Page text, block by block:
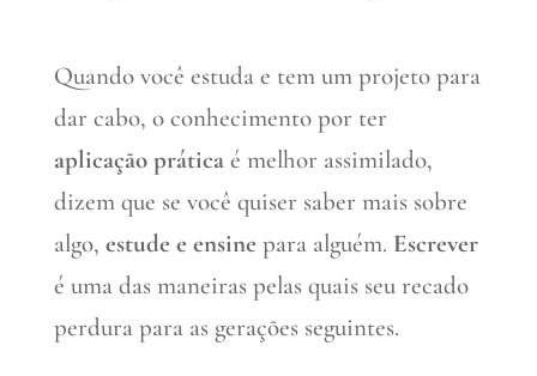
Quando você estuda e tem um projeto para
dar cabo, o conhecimento por ter
aplicação práticaé melhor assimilado,
dizem que se você quiser saber mais sobre
algo, estude e ensine para alguém. Escrever
é uma das maneiras pelas quais seu recado
perdura para as gerações seguintes.